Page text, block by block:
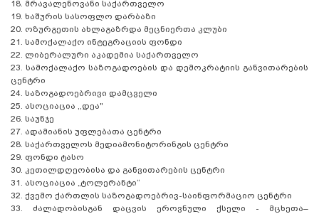
18. მრავალენოვანი საქართველო
19. ხაშურის სასოფლო დარბაზი
20. ოზურგეთის ახლაგაზრდა მეცნიერთა კლუბი
21. სამოქალაქო ინტეგრაციის ფონდი
22. ლიბერალური აკადემია საქართველო
23. სამოქალაქო საზოგადოების და დემოკრატიის განვითარების
ცენტრი
24. საზოგადოებრივი დამცველი
25. ასოციაცია ,,დეა"
26. საუნჯე
27. ადამიანის უფლებათა ცენტრი
28. საქართველოს მედიამონიტორინგის ცენტრი
29. ფონდი ტასო
30. კეთილდღეობისა და განვითარების ცენტრი
31. ასოციაცია „ტოლერანტი“
32. ქვემო ქართლის საზოგადოებრივ-საინფორმაციო ცენტრი
33.
ძალადობისგან დაცვის ეროვნული ქსელი - მცხეთა–